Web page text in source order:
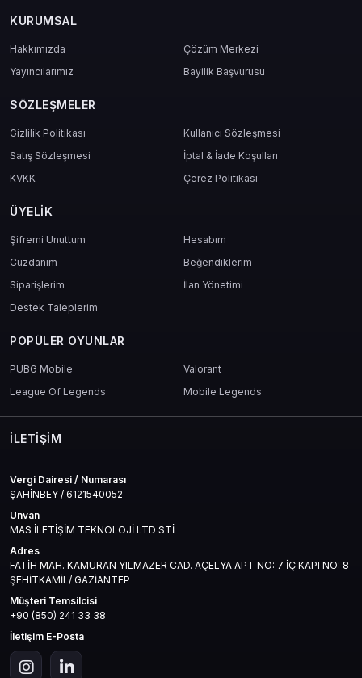
KURUMSAL
Hakkımızda
Çözüm Merkezi
Yayıncılarımız
Bayilik Başvurusu
SÖZLEŞMELER
Gizlilik Politikası
Kullanıcı Sözleşmesi
Satış Sözleşmesi
İptal & İade Koşulları
KVKK
Çerez Politikası
ÜYELIK
Şifremi Unuttum
Hesabım
Cüzdanım
Beğendiklerim
Siparişlerim
İlan Yönetimi
Destek Taleplerim
POPÜLER OYUNLAR
PUBG Mobile
Valorant
League Of Legends
Mobile Legends
İLETIŞIM
Vergi Dairesi / Numarası
ŞAHİNBEY / 6121540052
Unvan
MAS İLETİŞİM TEKNOLOJİ LTD STİ
Adres
FATİH MAH. KAMURAN YILMAZER CAD. AÇELYA APT NO: 7 İÇ KAPI NO: 8
ŞEHİTKAMİL/ GAZİANTEP
Müşteri Temsilcisi
+90 (850) 241 33 38
İletişim E-Posta